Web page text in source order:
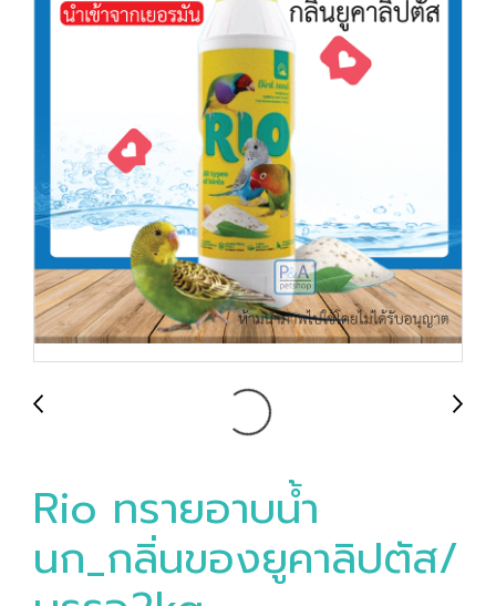
Rio ทรายอาบนํ้า
นก_กลิ่นของยูคาลิปตัส/